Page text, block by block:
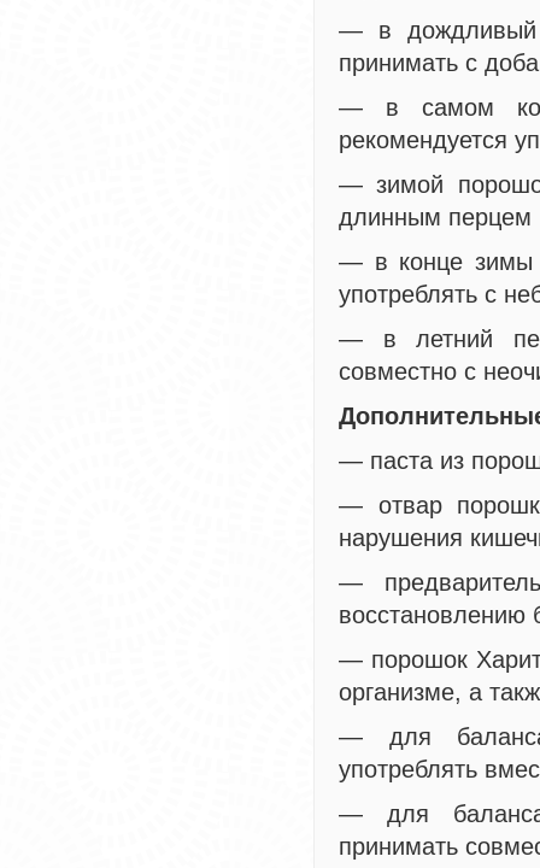
— в дождливый
принимать с
— в самом
рекомендуется
— зимой
длинным перцем
— в конце зимы
употреблять с
— в летний
совместно с
— паста из
— отвар
нарушения
—
восстановлению
— порошок
организме, а
— для
употреблять
— для
принимать